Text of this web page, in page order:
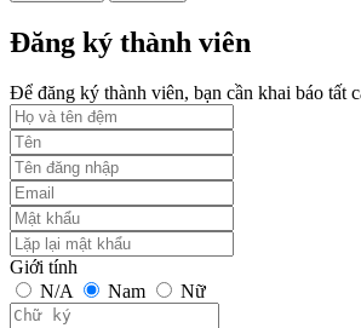
Đăng ký thành viên
Để đăng ký thành viên, bạn cần khai báo tất
Giới tính
N/A
Nam Nữ